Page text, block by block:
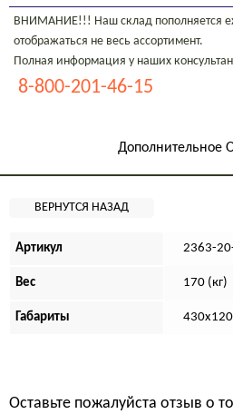
ВНИМАНИЕ!!! Наш склад пополняется
отображаться не весь ассортимент.
Полная информация у наших
8-800-201-46-15
Дополнительное
Артикул 2363-
Вес 170 (кг)
Габариты
Оставьте пожалуйста отзыв о